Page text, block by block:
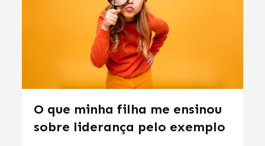
O que minha filha me ensinou
sobre liderança pelo exemplo